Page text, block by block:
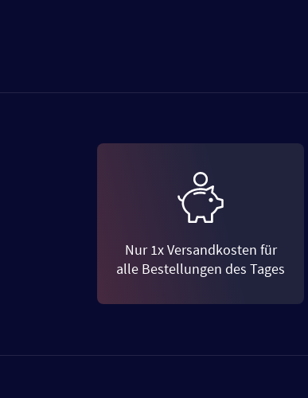
Nur 1x Versandkosten für
alle Bestellungen des Tages